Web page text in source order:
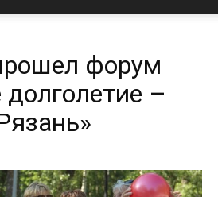
новостейфорум
–